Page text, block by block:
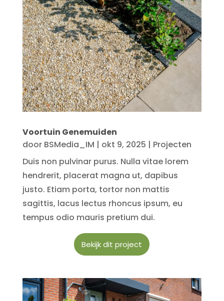
Voortuin Genemuiden
door BSMedia_IM | okt 9, 2025 | Projecten
Duis non pulvinar purus. Nulla vitae lorem
hendrerit, placerat magna ut, dapibus
justo. Etiam porta, tortor non mattis
sagittis, lacus lectus rhoncus ipsum, eu
tempus odio mauris pretium dui.
Bekijk dit project